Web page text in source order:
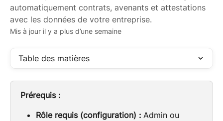
automatiquement contrats, avenants et attestations
avec les données de votre entreprise.
Mis à jour il y a plus d’une semaine
Table des matières
Prérequis :
Rôle requis (configuration) : Admin ou